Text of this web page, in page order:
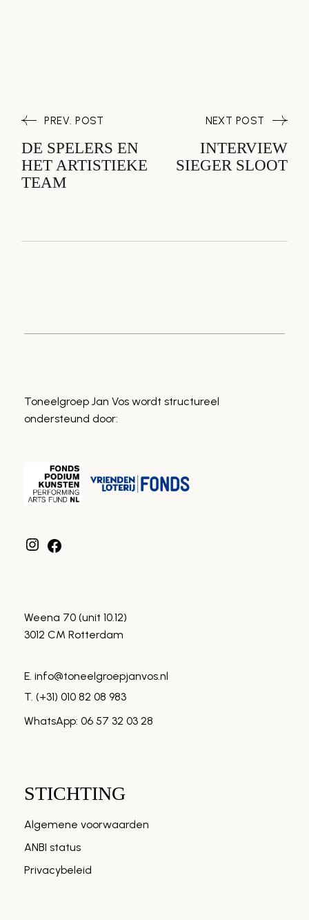
PREV. POST
DE SPELERS EN
HET ARTISTIEKE
TEAM
INTERVIEW
SIEGER SLOOT
NEXT POST
Toneelgroep Jan Vos wordt structureel
ondersteund door:
Weena 70 (unit 10.12)
3012 CM Rotterdam
E. info@toneelgroepjanvos.nl
T. (+31) 010 82 08 983
WhatsApp: 06 57 32 03 28
STICHTING
Algemene voorwaarden
ANBI status
Privacybeleid